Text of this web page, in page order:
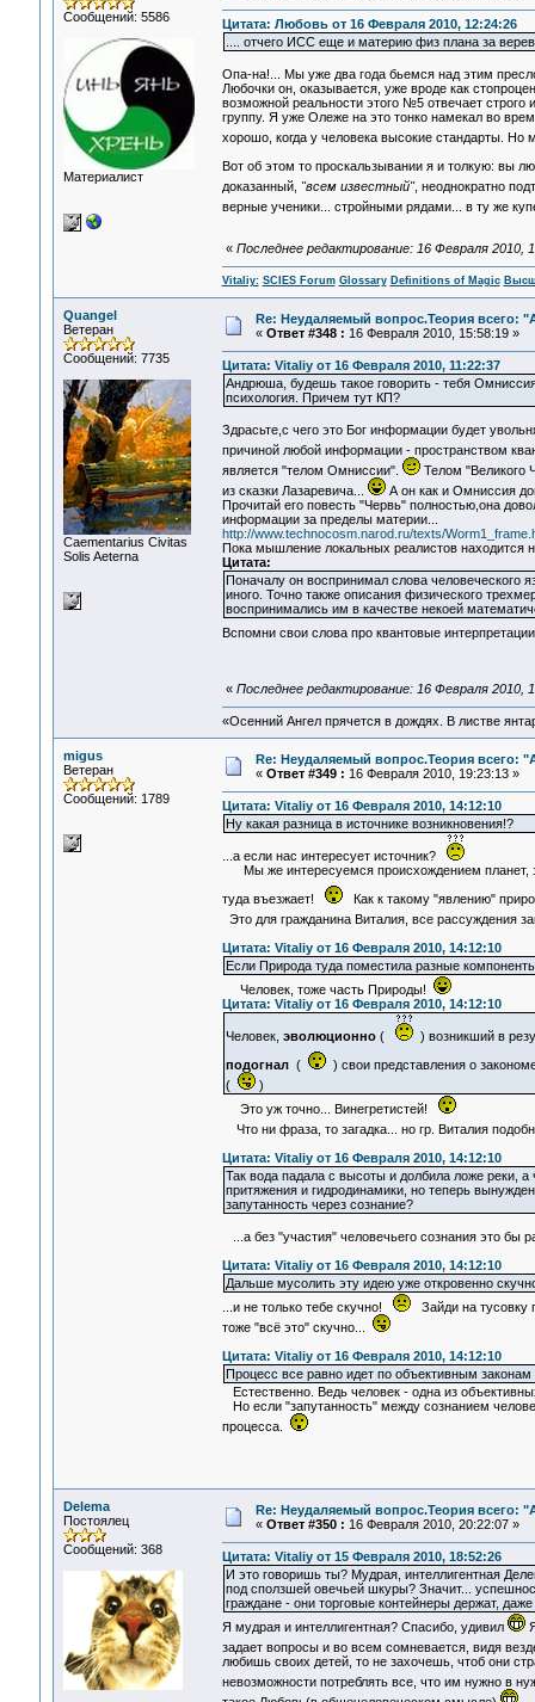
Сообщений: 5586
Материалист
Цитата: Любовь от 16 Февраля 2010, 12:24:26
.... отчего ИСС еще и материю физ плана за
Опа-на!... Мы уже два года бьемся над этим
Любочки он, оказывается, уже вроде как
возможной реальности этого №5 отвечает
группу. Я уже Олеже на это тонко намекал во
хорошо, когда у человека высокие стандарты.
Вот об этом то проскальзывании я и толкую: вы
доказанный, "всем известный", неоднократно
верные ученики... стройными рядами... в ту же
« Последнее редактирование: 16 Февраля 2010,
Vitaliy: SCIES Forum Glossary Definitions of Magic
Quangel
Ветеран
Сообщений: 7735
Сaementarius Civitas
Solis Aeterna
Re: Неудаляемый вопрос.Теория всего:
« Ответ #348 : 16 Февраля 2010, 15:58:19 »
Цитата: Vitaliy от 16 Февраля 2010, 11:22:37
Андрюша, будешь такое говорить - тебя
психология. Причем тут КП?
Здрасьте,с чего это Бог информации будет
причиной любой информации - пространством
является "телом Омниссии".
Телом "Великого
из сказки Лазаревича...
А он как и Омниссия
Прочитай его повесть "Червь" полностью,она
информации за пределы материи...
http://www.technocosm.narod.ru/texts/
Пока мышление локальных реалистов
Цитата:
Поначалу он воспринимал слова человеческого
иного. Точно также описания физического
воспринимались им в качестве некоей
Вспомни свои слова про квантовые
« Последнее редактирование: 16 Февраля 2010,
«Осенний Ангел прячется в дождях. В листве
migus
Ветеран
Сообщений: 1789
Re: Неудаляемый вопрос.Теория всего:
« Ответ #349 : 16 Февраля 2010, 19:23:13 »
Цитата: Vitaliy от 16 Февраля 2010, 14:12:10
Ну какая разница в источнике возникновения!?
...а если нас интересует источник?
Мы же интересуемся происхождением планет,
туда въезжает!
Как к такому "явлению"
Это для гражданина Виталия, все рассуждения
Цитата: Vitaliy от 16 Февраля 2010, 14:12:10
Если Природа туда поместила разные
Человек, тоже часть Природы!
Цитата: Vitaliy от 16 Февраля 2010, 14:12:10
Человек, эволюционно(
) возникший в
подогнал(
) свои представления о
(
)
Это уж точно... Винегретистей!
Что ни фраза, то загадка... но гр. Виталия
Цитата: Vitaliy от 16 Февраля 2010, 14:12:10
Так вода падала с высоты и долбила ложе реки, а
притяжения и гидродинамики, но теперь
запутанность через сознание?
...а без "участия" человечьего сознания это бы
Цитата: Vitaliy от 16 Февраля 2010, 14:12:10
Дальше мусолить эту идею уже откровенно
...и не только тебе скучно!
Зайди на тусовку
тоже "всё это" скучно...
Цитата: Vitaliy от 16 Февраля 2010, 14:12:10
Процесс все равно идет по объективным
Естественно. Ведь человек - одна из
Но если "запутанность" между сознанием
процесса.
Delema
Постоялец
Сообщений: 368
Re: Неудаляемый вопрос.Теория всего:
« Ответ #350 : 16 Февраля 2010, 20:22:07 »
Цитата: Vitaliy от 15 Февраля 2010, 18:52:26
И это говоришь ты? Мудрая, интеллигентная
под сползшей овечьей шкуры? Значит...
граждане - они торговые контейнеры держат,
Я мудрая и интеллигентная? Спасибо, удивил
Я
задает вопросы и во всем сомневается, видя
любишь своих детей, то не захочешь, чтоб они
невозможности потреблять все, что им нужно в